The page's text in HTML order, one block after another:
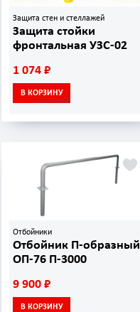
Защита стен и стеллажей
Защита стойки
фронтальная УЗС-02
1 074 ₽
В КОРЗИНУ
Отбойники
Отбойник П-образный
ОП-76 П-3000
9 900 ₽
В КОРЗИНУ